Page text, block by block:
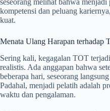
seseorang melihat bahwa
kompetensi dan peluang
kuat.
Menata Ulang Harapan terhadap
Sering kali, kegagalan TOT
realistis. Ada anggapan bahwa
beberapa hari, seseorang
Padahal, menjadi pelatih adalah
waktu dan pengalaman.